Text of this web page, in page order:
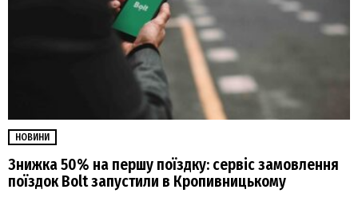
НОВИНИ
Знижка 50% на першу поїздку: сервіс замовлення
поїздок Bolt запустили в Кропивницькому